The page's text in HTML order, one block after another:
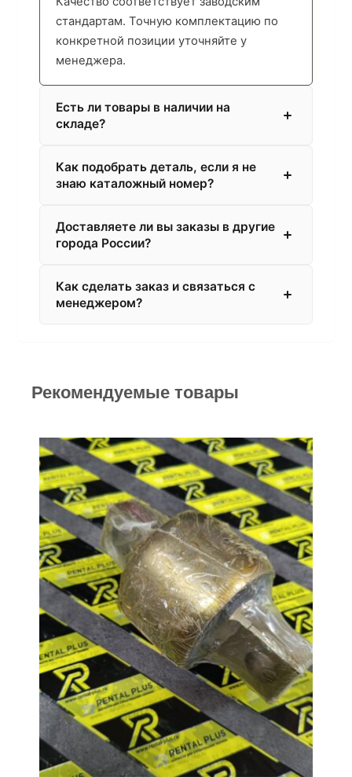
стандартам. Точную комплектацию по
конкретной позиции уточняйте у
менеджера.
Есть ли товары в наличии на
складе?
Как подобрать деталь, если я не
знаю каталожный номер?
Доставляете ли вы заказы в другие
города России?
Как сделать заказ и связаться с
менеджером?
Рекомендуемые товары